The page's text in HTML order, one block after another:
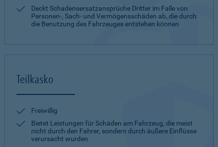
Deckt Schadensersatzansprüche Dritter im Falle von
Personen-, Sach- und Vermögensschäden ab, die durch
die Benutzung des Fahrzeuges entstehen können
Teilkasko
Freiwillig
Bietet Leistungen für Schäden am Fahrzeug, die meist
nicht durch den Fahrer, sondern durch äußere Einflüsse
verursacht wurden